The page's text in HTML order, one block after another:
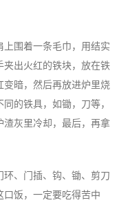
围着一条毛巾，用结实
出火红的铁块，放在铁
暗，然后再放进炉里烧
的铁具，如锄，刀等，
渣灰里冷却，最后，再拿
环、门插、钩、锄、剪刀
饭，一定要吃得苦中